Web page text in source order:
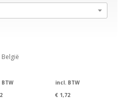
incl. BTW
€ 1,72